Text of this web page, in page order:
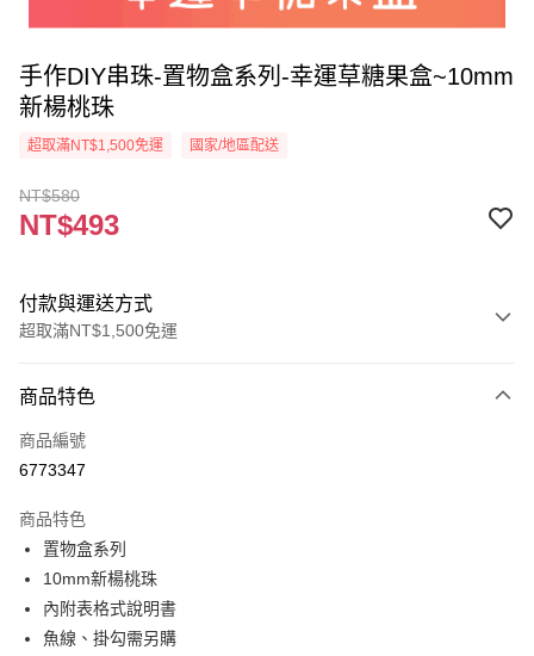
手作DIY串珠-置物盒系列-幸運草糖果盒~10mm
新楊桃珠
超取滿NT$1,500免運 國家/地區配送
NT$580
NT$493
付款與運送方式
超取滿NT$1,500免運
信用卡一次付款
超商取貨付款
街口支付
悠遊付
運送方式
商品特色
商品編號
6773347
商品特色
置物盒系列
10mm新楊桃珠
內附表格式說明書
魚線、掛勾需另購